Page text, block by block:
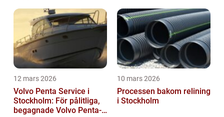
12 mars 2026
Volvo Penta Service i
Stockholm: För pålitliga,
begagnade Volvo Penta-
10 mars 2026
Processen bakom relining
i Stockholm